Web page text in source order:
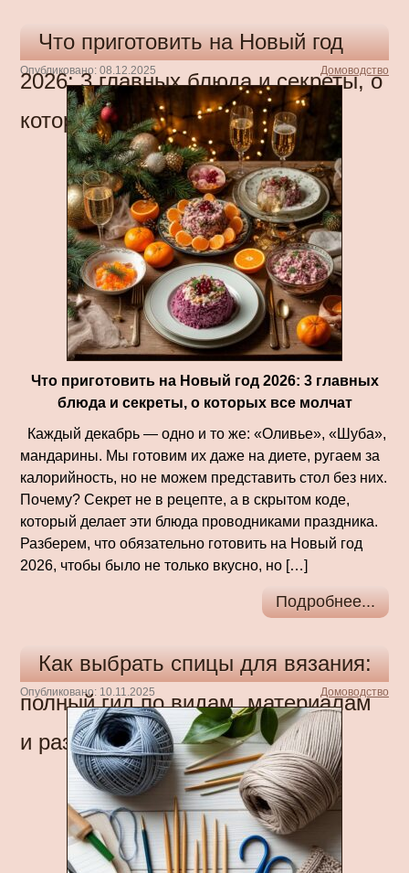
Что приготовить на Новый год
2026: 3 главных блюда и секреты, о
которых все молчат
Опубликовано: 08.12.2025 Домоводство
Что приготовить на Новый год 2026: 3 главных
блюда и секреты, о которых все молчат
Каждый декабрь — одно и то же: «Оливье», «Шуба»,
мандарины. Мы готовим их даже на диете, ругаем за
калорийность, но не можем представить стол без них.
Почему? Секрет не в рецепте, а в скрытом коде,
который делает эти блюда проводниками праздника.
Разберем, что обязательно готовить на Новый год
2026, чтобы было не только вкусно, но […]
Подробнее...
Как выбрать спицы для вязания:
полный гид по видам, материалам
и размерам
Опубликовано: 10.11.2025 Домоводство